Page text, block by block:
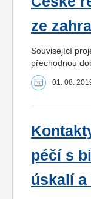
ze
Související
přechodnou
01. 08.
péčí s
úskalí a